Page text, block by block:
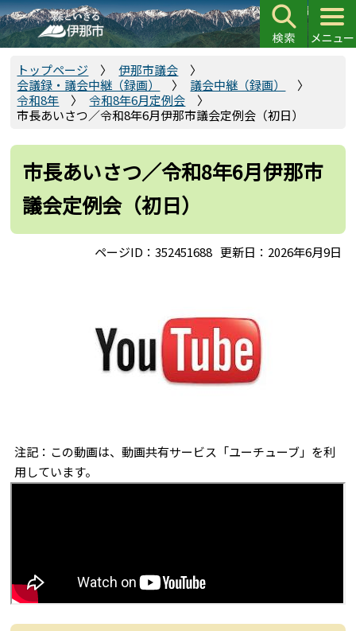
こ
の
ペ
頭
トップページ
伊那市議会
会議録・議会中継（録画）
議会中継（録画）
令和8年
令和8年6月定例会
市長あいさつ／令和8年6月伊那市議会定例会（初日）
市長あいさつ／令和8年6月伊那市
議会定例会（初日）
ページID：352451688 更新日：2026年6月9日
注記：この動画は、動画共有サービス「ユーチューブ」を利
用しています。